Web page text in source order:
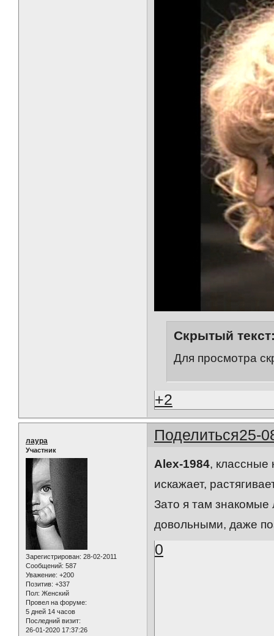
Скрытый
Для просмотра
+2
Поделиться25-
лаура
Участник
Зарегистрирован: 28-02-2011
Сообщений: 587
Уважение: +200
Позитив: +337
Пол: Женский
Провел на форуме:
5 дней 14 часов
Последний визит:
26-01-2020 17:37:26
Alex-1984, классные
искажает,
Зато я там знакомые
довольными, даже
0